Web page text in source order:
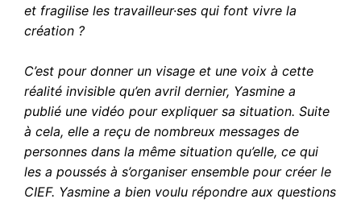
et fragilise les travailleur·ses qui font vivre la
création ?
C’est pour donner un visage et une voix à cette
réalité invisible qu’en avril dernier, Yasmine a
publié une vidéo pour expliquer sa situation. Suite
à cela, elle a reçu de nombreux messages de
personnes dans la même situation qu’elle, ce qui
les a poussés à s’organiser ensemble pour créer le
CIEF. Yasmine a bien voulu répondre aux questions